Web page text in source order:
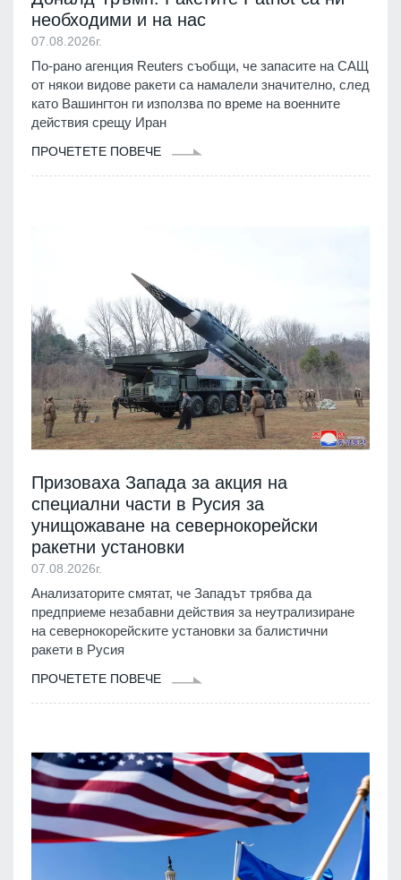
необходими и на нас
07.08.2026г.
По-рано агенция Reuters съобщи, че запасите на САЩ
от някои видове ракети са намалели значително, след
като Вашингтон ги използва по време на военните
действия срещу Иран
ПРОЧЕТЕТЕ ПОВЕЧЕ
Призоваха Запада за акция на
специални части в Русия за
унищожаване на севернокорейски
ракетни установки
07.08.2026г.
Анализаторите смятат, че Западът трябва да
предприеме незабавни действия за неутрализиране
на севернокорейските установки за балистични
ракети в Русия
ПРОЧЕТЕТЕ ПОВЕЧЕ